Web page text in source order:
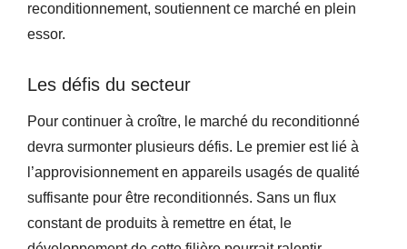
reconditionnement, soutiennent ce marché en plein
essor.
Les défis du secteur
Pour continuer à croître, le marché du reconditionné
devra surmonter plusieurs défis. Le premier est lié à
l’approvisionnement en appareils usagés de qualité
suffisante pour être reconditionnés. Sans un flux
constant de produits à remettre en état, le